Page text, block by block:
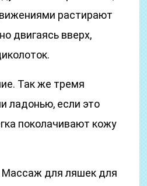
растирают
двигаясь вверх,
Так же тремя
ладонью, если это
поколачивают кожу
Массаж для ляшек для